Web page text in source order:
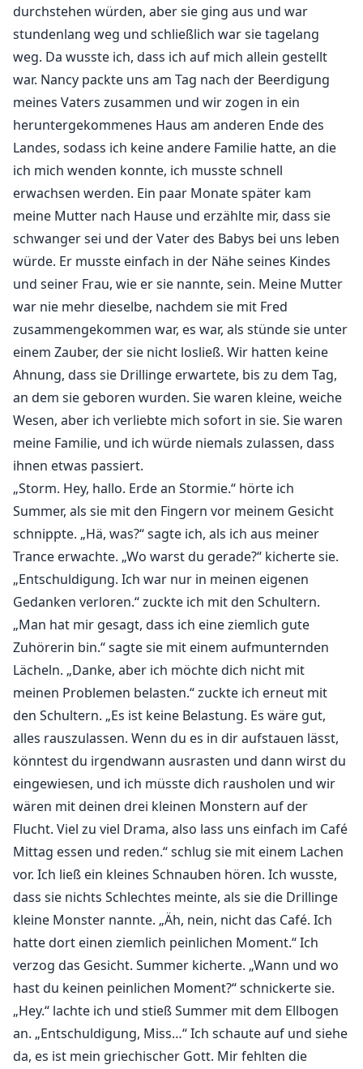
durchstehen würden, aber sie ging aus und war
stundenlang weg und schließlich war sie tagelang
weg. Da wusste ich, dass ich auf mich allein gestellt
war. Nancy packte uns am Tag nach der Beerdigung
meines Vaters zusammen und wir zogen in ein
heruntergekommenes Haus am anderen Ende des
Landes, sodass ich keine andere Familie hatte, an die
ich mich wenden konnte, ich musste schnell
erwachsen werden. Ein paar Monate später kam
meine Mutter nach Hause und erzählte mir, dass sie
schwanger sei und der Vater des Babys bei uns leben
würde. Er musste einfach in der Nähe seines Kindes
und seiner Frau, wie er sie nannte, sein. Meine Mutter
war nie mehr dieselbe, nachdem sie mit Fred
zusammengekommen war, es war, als stünde sie unter
einem Zauber, der sie nicht losließ. Wir hatten keine
Ahnung, dass sie Drillinge erwartete, bis zu dem Tag,
an dem sie geboren wurden. Sie waren kleine, weiche
Wesen, aber ich verliebte mich sofort in sie. Sie waren
meine Familie, und ich würde niemals zulassen, dass
ihnen etwas passiert.
„Storm. Hey, hallo. Erde an Stormie.“ hörte ich
Summer, als sie mit den Fingern vor meinem Gesicht
schnippte. „Hä, was?“ sagte ich, als ich aus meiner
Trance erwachte. „Wo warst du gerade?“ kicherte sie.
„Entschuldigung. Ich war nur in meinen eigenen
Gedanken verloren.“ zuckte ich mit den Schultern.
„Man hat mir gesagt, dass ich eine ziemlich gute
Zuhörerin bin.“ sagte sie mit einem aufmunternden
Lächeln. „Danke, aber ich möchte dich nicht mit
meinen Problemen belasten.“ zuckte ich erneut mit
den Schultern. „Es ist keine Belastung. Es wäre gut,
alles rauszulassen. Wenn du es in dir aufstauen lässt,
könntest du irgendwann ausrasten und dann wirst du
eingewiesen, und ich müsste dich rausholen und wir
wären mit deinen drei kleinen Monstern auf der
Flucht. Viel zu viel Drama, also lass uns einfach im Café
Mittag essen und reden.“ schlug sie mit einem Lachen
vor. Ich ließ ein kleines Schnauben hören. Ich wusste,
dass sie nichts Schlechtes meinte, als sie die Drillinge
kleine Monster nannte. „Äh, nein, nicht das Café. Ich
hatte dort einen ziemlich peinlichen Moment.“ Ich
verzog das Gesicht. Summer kicherte. „Wann und wo
hast du keinen peinlichen Moment?“ schnickerte sie.
„Hey.“ lachte ich und stieß Summer mit dem Ellbogen
an. „Entschuldigung, Miss…“ Ich schaute auf und siehe
da, es ist mein griechischer Gott. Mir fehlten die